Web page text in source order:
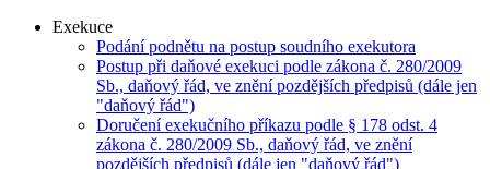
Exekuce
Podání podnětu na postup soudního exekutora
Postup při daňové exekuci podle zákona č. 280/2009
Sb., daňový řád, ve znění pozdějších předpisů (dále jen
"daňový řád")
Doručení exekučního příkazu podle § 178 odst. 4
zákona č. 280/2009 Sb., daňový řád, ve znění
pozdějších předpisů (dále jen "daňový řád")